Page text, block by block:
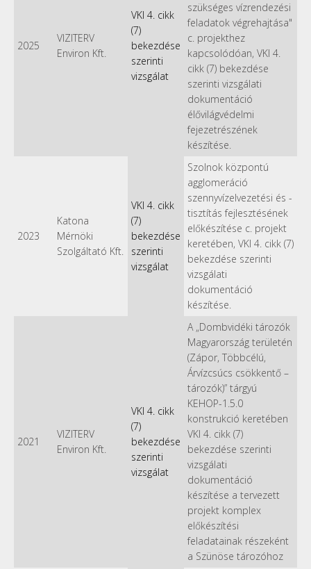
2025
VIZITERV
Environ Kft.
VKI 4. cikk
(7)
bekezdése
szerinti
vizsgálat
szükséges vízrendezési
feladatok végrehajtása"
c. projekthez
kapcsolódóan, VKI 4.
cikk (7) bekezdése
szerinti vizsgálati
dokumentáció
élővilágvédelmi
fejezetrészének
készítése.
2023
Katona
Mérnöki
Szolgáltató Kft.
VKI 4. cikk
(7)
bekezdése
szerinti
vizsgálat
Szolnok központú
agglomeráció
szennyvízelvezetési és -
tisztítás fejlesztésének
előkészítése c. projekt
keretében, VKI 4. cikk (7)
bekezdése szerinti
vizsgálati
dokumentáció
készítése.
2021
VIZITERV
Environ Kft.
VKI 4. cikk
(7)
bekezdése
szerinti
vizsgálat
A „Dombvidéki tározók
Magyarország területén
(Zápor, Többcélú,
Árvízcsúcs csökkentő –
tározók)” tárgyú
KEHOP-1.5.0
konstrukció keretében
VKI 4. cikk (7)
bekezdése szerinti
vizsgálati
dokumentáció
készítése a tervezett
projekt komplex
előkészítési
feladatainak részeként
a Szünöse tározóhoz